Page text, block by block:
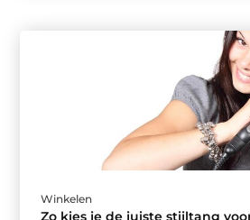
Winkelen